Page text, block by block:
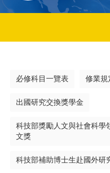
必修科目一覽表 修業規
出國研究交換獎學金
科技部獎勵人文與社會科學
文獎
科技部補助博士生赴國外研